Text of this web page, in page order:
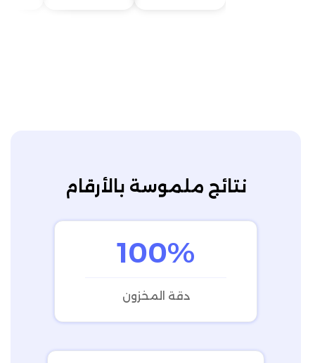
نتائج ملموسة بالأرقام
100%
دقة المخزون